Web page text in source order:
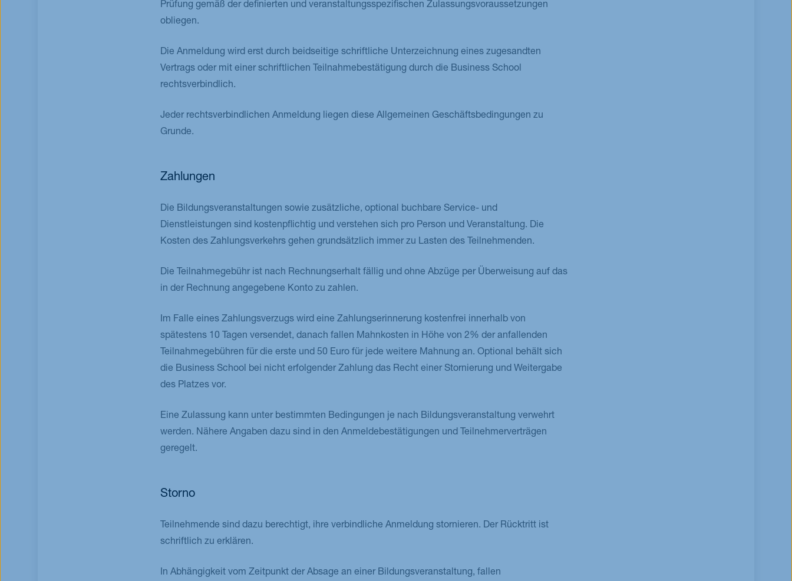
Prüfung gemäß der definierten und veranstaltungsspezifischen Zulassungsvoraussetzungen
obliegen.
Die Anmeldung wird erst durch beidseitige schriftliche Unterzeichnung eines zugesandten
Vertrags oder mit einer schriftlichen Teilnahmebestätigung durch die Business School
rechtsverbindlich.
Jeder rechtsverbindlichen Anmeldung liegen diese Allgemeinen Geschäftsbedingungen zu
Grunde.
Zahlungen
Die Bildungsveranstaltungen sowie zusätzliche, optional buchbare Service- und
Dienstleistungen sind kostenpflichtig und verstehen sich pro Person und Veranstaltung. Die
Kosten des Zahlungsverkehrs gehen grundsätzlich immer zu Lasten des Teilnehmenden.
Die Teilnahmegebühr ist nach Rechnungserhalt fällig und ohne Abzüge per Überweisung auf das
in der Rechnung angegebene Konto zu zahlen.
Im Falle eines Zahlungsverzugs wird eine Zahlungserinnerung kostenfrei innerhalb von
spätestens 10 Tagen versendet, danach fallen Mahnkosten in Höhe von 2% der anfallenden
Teilnahmegebühren für die erste und 50 Euro für jede weitere Mahnung an. Optional behält sich
die Business School bei nicht erfolgender Zahlung das Recht einer Stornierung und Weitergabe
des Platzes vor.
Eine Zulassung kann unter bestimmten Bedingungen je nach Bildungsveranstaltung verwehrt
werden. Nähere Angaben dazu sind in den Anmeldebestätigungen und Teilnehmerverträgen
geregelt.
Storno
Teilnehmende sind dazu berechtigt, ihre verbindliche Anmeldung stornieren. Der Rücktritt ist
schriftlich zu erklären.
In Abhängigkeit vom Zeitpunkt der Absage an einer Bildungsveranstaltung, fallen